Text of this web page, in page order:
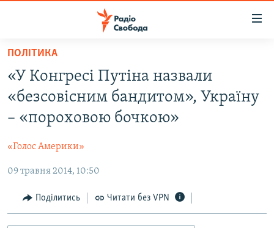
Перейти
основного
матеріалу
основної
Перейти
пошуку
ВСЕ ЗА ДОБУ
ЕКОНОМІКА
СУСПІЛЬСТВО
КУЛЬТУРА
РОСІЙСЬКА «ФІЛЬТРАЦІЯ»
ДОНБАС.РЕАЛІЇ
КРИМ.РЕАЛІЇ
ПОЛІТИКА
«У Конгресі Путіна назвали
«безсовісним бандитом», Україну
– «пороховою бочкою»
«Голос Америки»
09 травня 2014, 10:50
Поділитись Читати без VPN